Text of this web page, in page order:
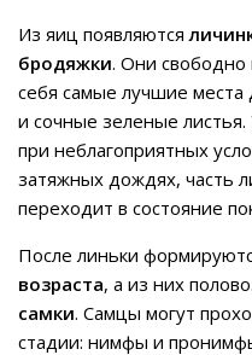
Из яиц появляются
бродяжки. Они
себя самые лучшие места
и сочные зеленые
при неблагоприятных
затяжных дождях, часть
переходит в состояние
После линьки
возраста, а из них
самки. Самцы могут
стадии: нимфы и